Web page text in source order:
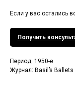
Если у вас остались
Получить
Период: 1950-е
Журнал: Basil’s